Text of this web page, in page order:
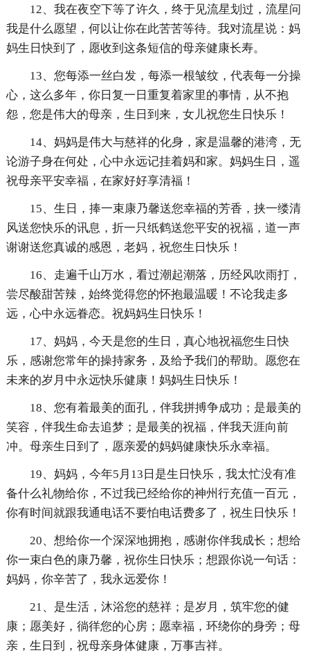
12、我在夜空下等了许久，终于见流星划过，流星问
我是什么愿望，何以让你在此苦苦等待。我对流星说：妈
妈生日快到了，愿收到这条短信的母亲健康长寿。
13、您每添一丝白发，每添一根皱纹，代表每一分操
心，这么多年，你日复一日重复着家里的事情，从不抱
怨，您是伟大的母亲，生日到来，女儿祝您生日快乐！
14、妈妈是伟大与慈祥的化身，家是温馨的港湾，无
论游子身在何处，心中永远记挂着妈和家。妈妈生日，遥
祝母亲平安幸福，在家好好享清福！
15、生日，捧一束康乃馨送您幸福的芳香，挟一缕清
风送您快乐的讯息，折一只纸鹤送您平安的祝福，道一声
谢谢送您真诚的感恩，老妈，祝您生日快乐！
16、走遍千山万水，看过潮起潮落，历经风吹雨打，
尝尽酸甜苦辣，始终觉得您的怀抱最温暖！不论我走多
远，心中永远眷恋。祝妈妈生日快乐！
17、妈妈，今天是您的生日，真心地祝福您生日快
乐，感谢您常年的操持家务，及给予我们的帮助。愿您在
未来的岁月中永远快乐健康！妈妈生日快乐！
18、您有着最美的面孔，伴我拼搏争成功；是最美的
笑容，伴我生命去追梦；是最美的祝福，伴我天涯向前
冲。母亲生日到了，愿亲爱的妈妈健康快乐永幸福。
19、妈妈，今年5月13日是生日快乐，我太忙没有准
备什么礼物给你，不过我已经给你的神州行充值一百元，
你有时间就跟我通电话不要怕电话费多了，祝生日快乐！
20、想给你一个深深地拥抱，感谢你伴我成长；想给
你一束白色的康乃馨，祝你生日快乐；想跟你说一句话：
妈妈，你辛苦了，我永远爱你！
21、是生活，沐浴您的慈祥；是岁月，筑牢您的健
康；愿美好，徜徉您的心房；愿幸福，环绕你的身旁；母
亲，生日到，祝母亲身体健康，万事吉祥。